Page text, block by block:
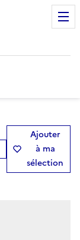
Ajouter
à ma
sélection